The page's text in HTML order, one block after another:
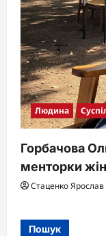
Людина
Горбачова
менторки
Стаценко Ярослав
Пошук